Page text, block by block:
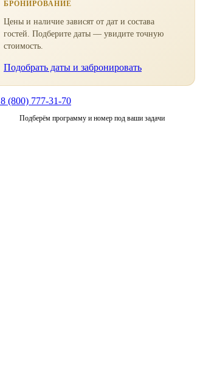
БРОНИРОВАНИЕ
Цены и наличие зависят от дат и состава
гостей. Подберите даты — увидите точную
стоимость.
Подобрать даты и забронировать
8 (800) 777-31-70
Подберём программу и номер под ваши задачи